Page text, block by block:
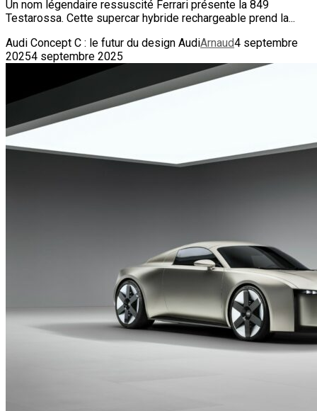
Un nom légendaire ressuscité Ferrari présente la 849
Testarossa. Cette supercar hybride rechargeable prend la...
Audi Concept C : le futur du design AudiArnaud4 septembre
20254 septembre 2025